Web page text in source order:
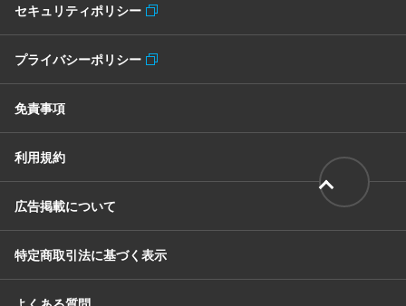
セキュリティポリシー
プライバシーポリシー
免責事項
利用規約
広告掲載について
特定商取引法に基づく表示